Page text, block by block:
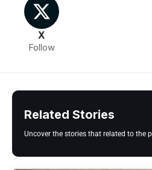
X
Follow
Related Stories
Uncover the stories that related to the